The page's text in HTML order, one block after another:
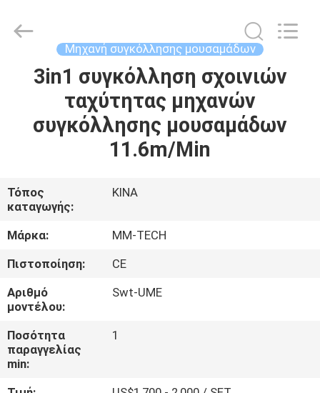
ΣΠΊΤΙ
ΠΡΟΪΌΝΤΑ
ΜΕ
ΕΜΆΣ
ΕΠΙΣΚΈΨΕΙΣ
ΣΤΟ
ΕΡΓΟΣΤΆΣΙΟ
ΈΛΕΓΧΟΣ
ΠΟΙΌΤΗΤΑΣ
Mingmai
Technology
Μηχανή συγκόλλησης μουσαμάδων
3in1 συγκόλληση σχοινιών
ταχύτητας μηχανών
συγκόλλησης μουσαμάδων
11.6m/Min
Τόπος
καταγωγής:
ΚΙΝΑ
Μάρκα:
MM-TECH
Πιστοποίηση:
CE
Αριθμό
μοντέλου:
Swt-UME
Ποσότητα
παραγγελίας
min:
1